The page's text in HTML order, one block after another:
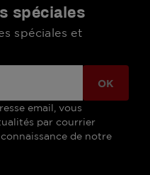
spéciales
spéciales et
email, vous
par courrier
de notre